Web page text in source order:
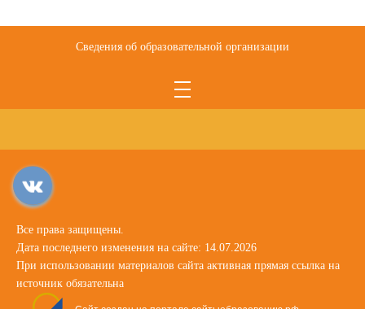
Сведения об образовательной организации
Все права защищены.
Дата последнего изменения на сайте: 14.07.2026
При использовании материалов сайта активная прямая ссылка на
источник обязательна